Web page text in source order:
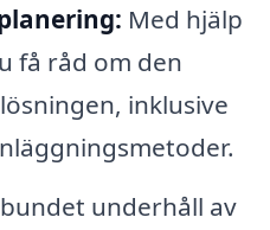
Med hjälp
få råd om den
inklusive
underhåll av